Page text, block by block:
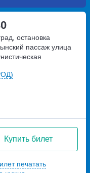
Купить билет
печатать
остановка
пассаж улица